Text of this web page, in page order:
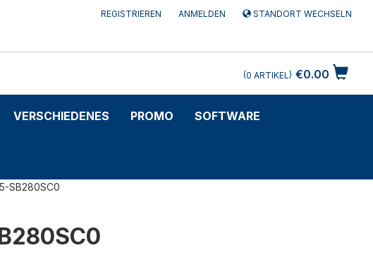
REGISTRIEREN ANMELDEN STANDORT WECHSELN
€0.00
0 ARTIKEL
VERSCHIEDENES PROMO SOFTWARE
SB280SC0